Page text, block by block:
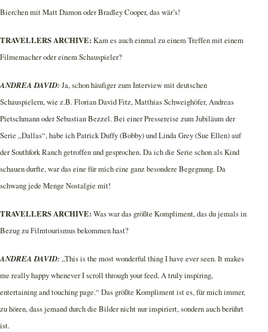
Bierchen mit Matt Damon oder Bradley Cooper, das wär’s!
TRAVELLERS ARCHIVE: Kam es auch einmal zu einem Treffen mit einem
Filmemacher oder einem Schauspieler?
ANDREA DAVID:Ja, schon häufiger zum Interview mit deutschen
Schauspielern, wie z.B. Florian David Fitz, Matthias Schweighöfer, Andreas
Pietschmann oder Sebastian Bezzel. Bei einer Pressereise zum Jubiläum der
Serie „Dallas“, habe ich Patrick Duffy (Bobby) und Linda Grey (Sue Ellen) auf
der Southfork Ranch getroffen und gesprochen. Da ich die Serie schon als Kind
schauen durfte, war das eine für mich eine ganz besondere Begegnung. Da
schwang jede Menge Nostalgie mit!
TRAVELLERS ARCHIVE: Was war das größte Kompliment, das du jemals in
Bezug zu Filmtourismus bekommen hast?
ANDREA DAVID:„This is the most wonderful thing I have ever seen. It makes
me really happy whenever I scroll through your feed. A truly inspiring,
entertaining and touching page.“ Das größte Kompliment ist es, für mich immer,
zu hören, dass jemand durch die Bilder nicht nur inspiriert, sondern auch berührt
ist.